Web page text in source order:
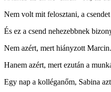
Nem volt mit felosztani, a
És ez a csend nehezebbnek
Nem azért, mert hiányzott Marcin.
Hanem azért, mert ezután a
Egy nap a kolléganőm, Sabina